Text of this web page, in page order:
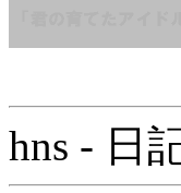
hns - 日